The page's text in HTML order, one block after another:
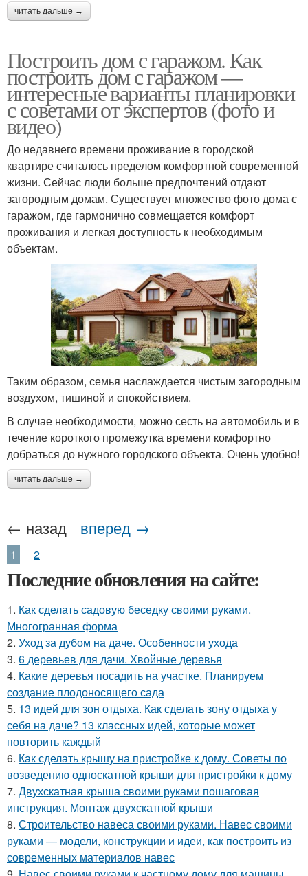
читать дальше →
Построить дом с гаражом. Как
построить дом с гаражом —
интересные варианты планировки
с советами от экспертов (фото и
видео)
До недавнего времени проживание в городской
квартире считалось пределом комфортной современной
жизни. Сейчас люди больше предпочтений отдают
загородным домам. Существует множество фото дома с
гаражом, где гармонично совмещается комфорт
проживания и легкая доступность к необходимым
объектам.
Таким образом, семья наслаждается чистым загородным
воздухом, тишиной и спокойствием.
В случае необходимости, можно сесть на автомобиль и в
течение короткого промежутка времени комфортно
добраться до нужного городского объекта. Очень удобно!
читать дальше →
← назад вперед →
1 2
Последние обновления на сайте:
1. Как сделать садовую беседку своими руками.
Многогранная форма
2. Уход за дубом на даче. Особенности ухода
3. 6 деревьев для дачи. Хвойные деревья
4. Какие деревья посадить на участке. Планируем
создание плодоносящего сада
5. 13 идей для зон отдыха. Как сделать зону отдыха у
себя на даче? 13 классных идей, которые может
повторить каждый
6. Как сделать крышу на пристройке к дому. Советы по
возведению односкатной крыши для пристройки к дому
7. Двухскатная крыша своими руками пошаговая
инструкция. Монтаж двухскатной крыши
8. Строительство навеса своими руками. Навес своими
руками — модели, конструкции и идеи, как построить из
современных материалов навес